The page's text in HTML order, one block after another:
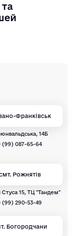
Франківськ
14Б
(99) 087-65-64
Рожнятів
Стуса 15, ТЦ "Тандем"
(99) 290-53-49
Богородчани